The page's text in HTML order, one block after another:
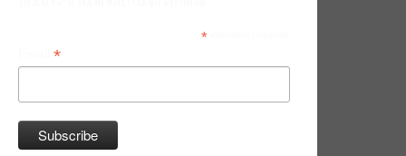
*indicates required
*